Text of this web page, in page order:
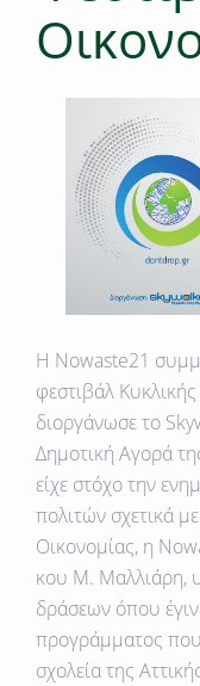
H Nowaste21
φεστιβάλ
διοργάνωσε το
Δημοτική Αγορά
είχε στόχο την
πολιτών σχετικά
Οικονομίας, η
κου Μ. Μαλλιάρη,
δράσεων όπου
προγράμματος
σχολεία της